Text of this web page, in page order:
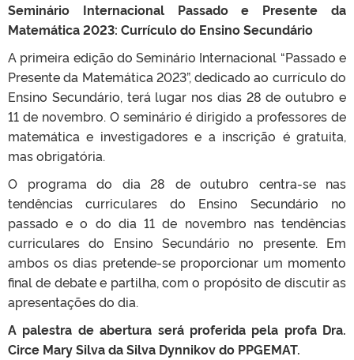
Seminário Internacional Passado e Presente da
Matemática 2023: Currículo do Ensino Secundário
A primeira edição do Seminário Internacional “Passado e
Presente da Matemática 2023”, dedicado ao currículo do
Ensino Secundário, terá lugar nos dias 28 de outubro e
11 de novembro. O seminário é dirigido a professores de
matemática e investigadores e a inscrição é gratuita,
mas obrigatória.
O programa do dia 28 de outubro centra-se nas
tendências curriculares do Ensino Secundário no
passado e o do dia 11 de novembro nas tendências
curriculares do Ensino Secundário no presente. Em
ambos os dias pretende-se proporcionar um momento
final de debate e partilha, com o propósito de discutir as
apresentações do dia.
A palestra de abertura será proferida pela profa Dra.
Circe Mary Silva da Silva Dynnikov do PPGEMAT.